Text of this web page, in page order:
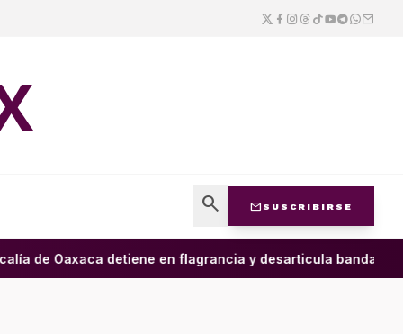
search mail SUSCRIBIRSE
de Oaxaca detiene en flagrancia y desarticula banda